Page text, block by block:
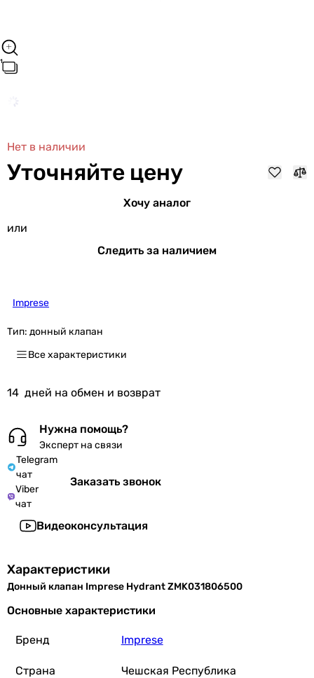
Нет в наличии
Уточняйте цену
Хочу аналог
или
Следить за наличием
Imprese
Тип: донный клапан
Все характеристики
14 дней на обмен и возврат
Нужна помощь?
Эксперт на связи
Telegram
чат
Viber
чат
Заказать звонок
Видеоконсультация
Характеристики
Донный клапан Imprese Hydrant ZMK031806500
Основные характеристики
Бренд Imprese
Страна
Чешская Республика